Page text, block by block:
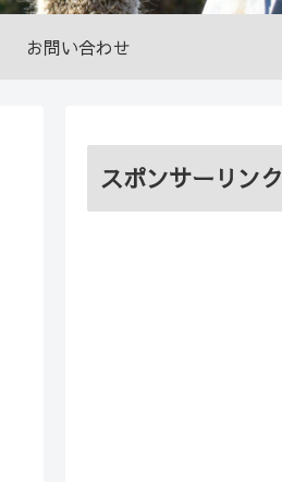
お問い合わせ
スポンサーリンク